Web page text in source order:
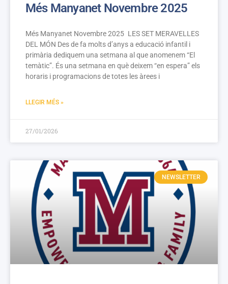
Més Manyanet Novembre 2025
Més Manyanet Novembre 2025 LES SET MERAVELLES
DEL MÓN Des de fa molts d’anys a educació infantil i
primària dediquem una setmana al que anomenem “El
temàtic”. És una setmana en què deixem “en espera” els
horaris i programacions de totes les àrees i
LLEGIR MÉS »
27/01/2026
NEWSLETTER